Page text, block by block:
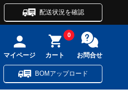
配送状況を確認
マイページ カート
0
お問合せ
BOMアップロード